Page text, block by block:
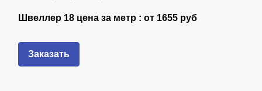
Швеллер 18 цена за метр : от 1655 руб
Заказать